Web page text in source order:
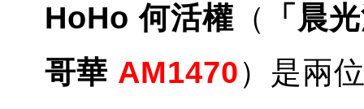
HoHo 何活權 （
「晨
哥華 AM1470）是兩